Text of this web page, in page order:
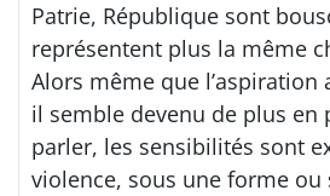
Patrie, République sont
représentent plus la même
Alors même que l’aspiration
il semble devenu de plus en
parler, les sensibilités sont
violence, sous une forme ou